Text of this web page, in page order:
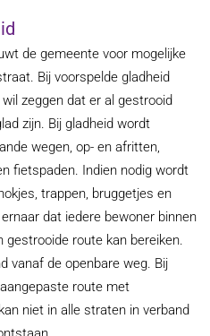
de gemeente voor mogelijke
Bij voorspelde gladheid
zeggen dat er al gestrooid
zijn. Bij gladheid wordt
wegen, op- en afritten,
fietspaden. Indien nodig wordt
trappen, bruggetjes en
dat iedere bewoner binnen
route kan bereiken.
vanaf de openbare weg. Bij
route met
niet in alle straten in verband